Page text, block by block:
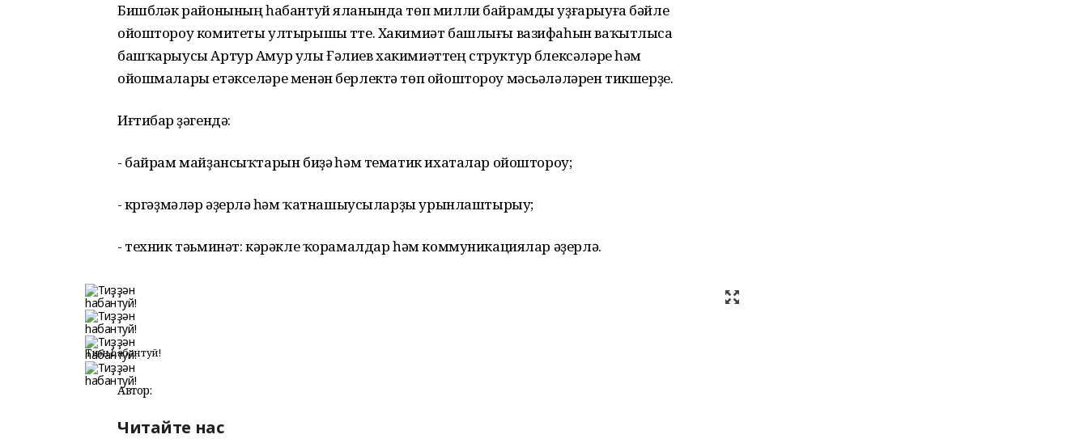
Бишбүләк районының һабантуй яланында төп милли байрамды уҙғарыуға бәйле
ойоштороу комитеты ултырышы үтте. Хакимиәт башлығы вазифаһын ваҡытлыса
башҡарыусы Артур Амур улы Ғәлиев хакимиәттең структур бүлексәләре һәм
ойошмалары етәкселәре менән берлектә төп ойоштороу мәсьәләләрен тикшерҙе.
Иғтибар үҙәгендә:
- байрам майҙансыҡтарын биҙәү һәм тематик ихаталар ойоштороу;
- күргәҙмәләр әҙерләү һәм ҡатнашыусыларҙы урынлаштырыу;
- техник тәьминәт: кәрәкле ҡорамалдар һәм коммуникациялар әҙерләү.
Тиҙҙән һабантуй!
Автор:
Читайте нас